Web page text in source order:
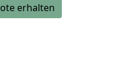
erhalten